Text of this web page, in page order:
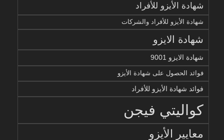
شهادة الأيزو للأفراد
شهادة الأيزو للأفراد والشركات
شهادة الايزو
شهادة الايزو 9001
فوائد الحصول على شهادة الأيزو
فوائد شهادة الأيزو للأفراد
كواليتي فيجن
معايير الأيزو